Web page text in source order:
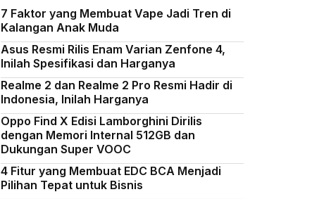
7 Faktor yang Membuat Vape Jadi Tren di
Kalangan Anak Muda
Asus Resmi Rilis Enam Varian Zenfone 4,
Inilah Spesifikasi dan Harganya
Realme 2 dan Realme 2 Pro Resmi Hadir di
Indonesia, Inilah Harganya
Oppo Find X Edisi Lamborghini Dirilis
dengan Memori Internal 512GB dan
Dukungan Super VOOC
4 Fitur yang Membuat EDC BCA Menjadi
Pilihan Tepat untuk Bisnis